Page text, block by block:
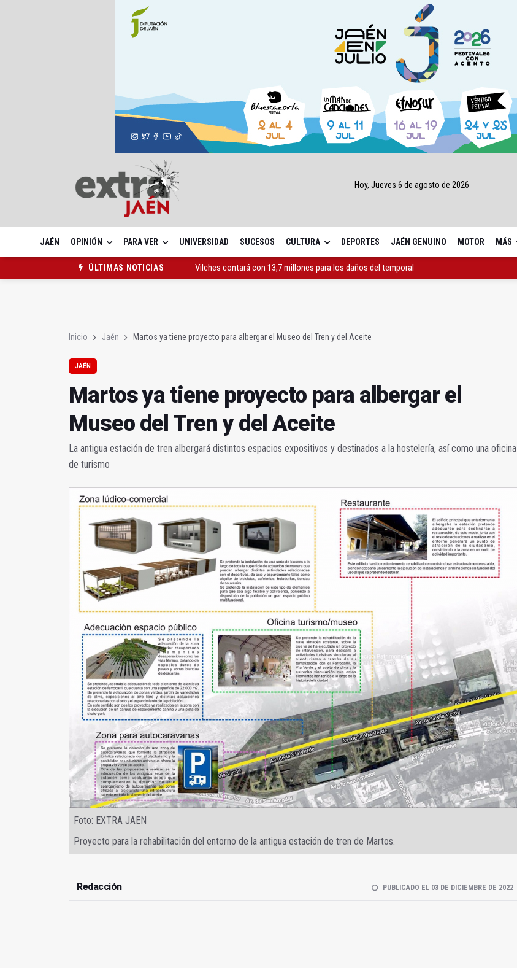
Hoy, Jueves 6 de agosto de 2026
JAÉN OPINIÓN PARA VER UNIVERSIDAD SUCESOS CULTURA DEPORTES JAÉN GENUINO MOTOR MÁS
ÚLTIMAS NOTICIAS
Vilches contará con 13,7 millones para los daños del temporal
Inicio Jaén Martos ya tiene proyecto para albergar el Museo del Tren y del Aceite
JAÉN
Martos ya tiene proyecto para albergar el
Museo del Tren y del Aceite
La antigua estación de tren albergará distintos espacios expositivos y destinados a la hostelería, así como una oficina
de turismo
Foto: EXTRA JAEN
Proyecto para la rehabilitación del entorno de la antigua estación de tren de Martos.
Redacción PUBLICADO EL 03 DE DICIEMBRE DE 2022